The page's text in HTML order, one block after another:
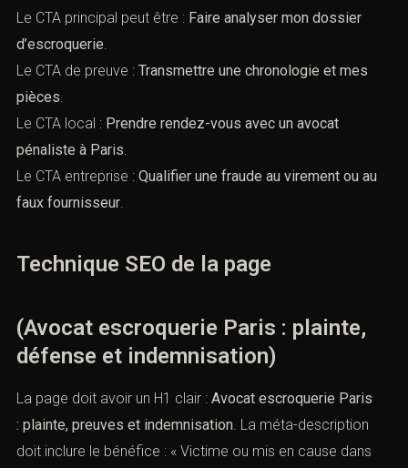
Le CTA principal peut être : Faire analyser mon dossier
d’escroquerie.
Le CTA de preuve : Transmettre une chronologie et mes
pièces.
Le CTA local : Prendre rendez-vous avec un avocat
pénaliste à Paris.
Le CTA entreprise : Qualifier une fraude au virement ou au
faux fournisseur.
Technique SEO de la page
(Avocat escroquerie Paris : plainte,
défense et indemnisation)
La page doit avoir un H1 clair : Avocat escroquerie Paris
: plainte, preuves et indemnisation. La méta-description
doit inclure le bénéfice : « Victime ou mis en cause dans